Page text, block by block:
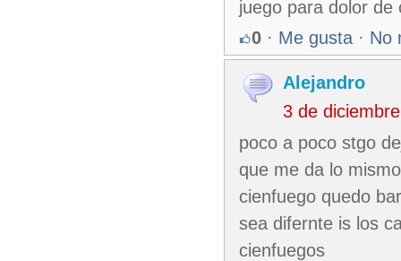
juego para dolor de
0 · Me gusta · No
Alejandro
3 de
poco a poco stgo
que me da lo
cienfuego quedo
sea difernte is los
cienfuegos